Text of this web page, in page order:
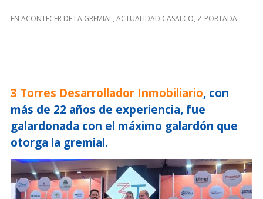
EN ACONTECER DE LA GREMIAL, ACTUALIDAD CASALCO, Z-PORTADA
3 Torres Desarrollador Inmobiliario, con
más de 22 años de experiencia, fue
galardonada con el máximo galardón que
otorga la gremial.